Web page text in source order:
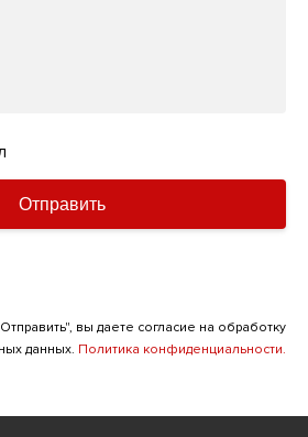
Отправить
вы даете согласие на обработку
данных. Политика конфиденциальности.